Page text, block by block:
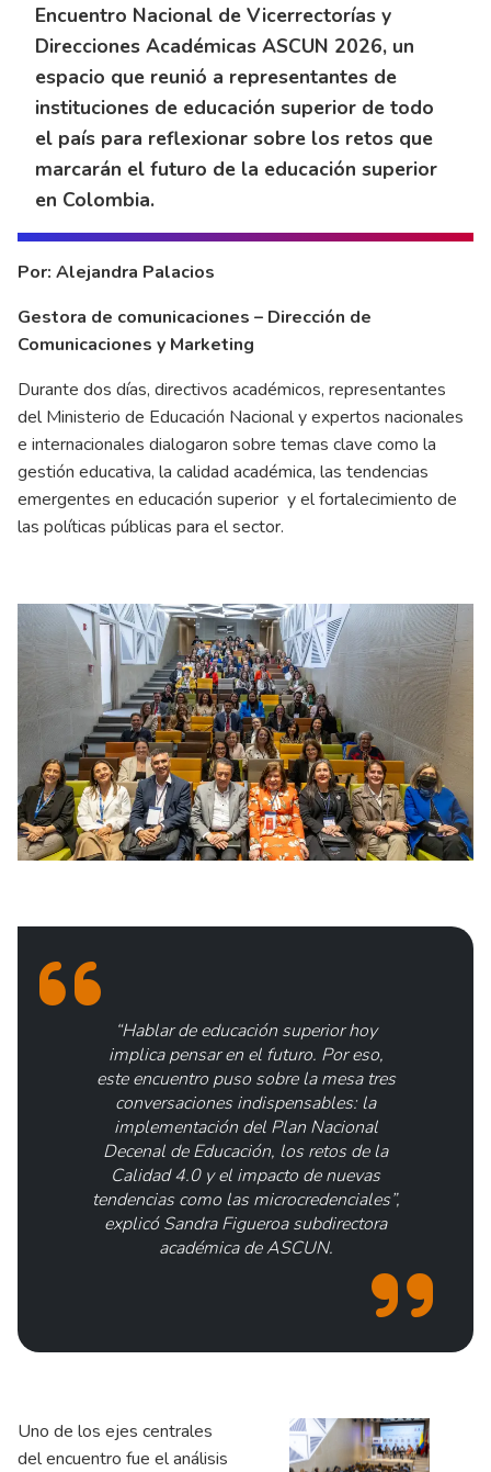
Encuentro Nacional de Vicerrectorías y
Direcciones Académicas ASCUN 2026, un
espacio que reunió a representantes de
instituciones de educación superior de todo
el país para reflexionar sobre los retos que
marcarán el futuro de la educación superior
en Colombia.
Por: Alejandra Palacios
Gestora de comunicaciones – Dirección de
Comunicaciones y Marketing
Durante dos días, directivos académicos, representantes
del Ministerio de Educación Nacional y expertos nacionales
e internacionales dialogaron sobre temas clave como la
gestión educativa, la calidad académica, las tendencias
emergentes en educación superior y el fortalecimiento de
las políticas públicas para el sector.
“Hablar de educación superior hoy
implica pensar en el futuro. Por eso,
este encuentro puso sobre la mesa tres
conversaciones indispensables: la
implementación del Plan Nacional
Decenal de Educación, los retos de la
Calidad 4.0 y el impacto de nuevas
tendencias como las microcredenciales”,
explicó Sandra Figueroa subdirectora
académica de ASCUN.
Uno de los ejes centrales
del encuentro fue el análisis